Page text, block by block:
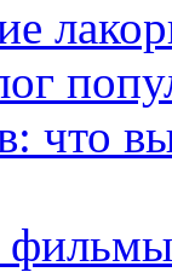
что